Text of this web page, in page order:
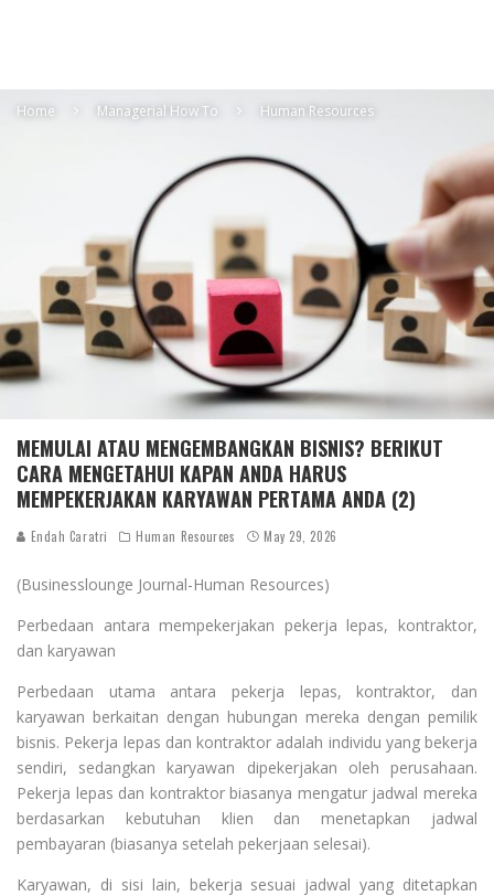
Home Managerial How To Human Resources
MEMULAI ATAU MENGEMBANGKAN BISNIS? BERIKUT
CARA MENGETAHUI KAPAN ANDA HARUS
MEMPEKERJAKAN KARYAWAN PERTAMA ANDA (2)
Endah Caratri Human Resources May 29, 2026
(Businesslounge Journal-Human Resources)
Perbedaan antara mempekerjakan pekerja lepas, kontraktor,
dan karyawan
Perbedaan utama antara pekerja lepas, kontraktor, dan
karyawan berkaitan dengan hubungan mereka dengan pemilik
bisnis. Pekerja lepas dan kontraktor adalah individu yang bekerja
sendiri, sedangkan karyawan dipekerjakan oleh perusahaan.
Pekerja lepas dan kontraktor biasanya mengatur jadwal mereka
berdasarkan kebutuhan klien dan menetapkan jadwal
pembayaran (biasanya setelah pekerjaan selesai).
Karyawan, di sisi lain, bekerja sesuai jadwal yang ditetapkan